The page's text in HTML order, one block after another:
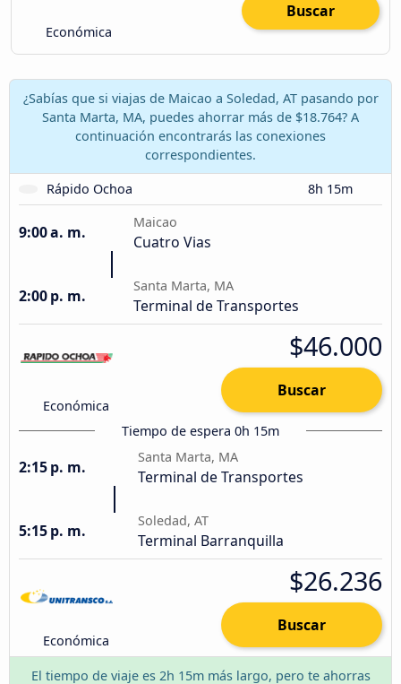
Económica
Buscar
¿Sabías que si viajas de Maicao a Soledad, AT pasando por
Santa Marta, MA, puedes ahorrar más de $18.764? A
continuación encontrarás las conexiones
correspondientes.
Rápido Ochoa
8h 15m
9:00 a. m.
Maicao
Cuatro Vias
2:00 p. m.
Santa Marta, MA
Terminal de Transportes
Económica
$46.000
Buscar
Tiempo de espera 0h 15m
2:15 p. m.
Santa Marta, MA
Terminal de Transportes
5:15 p. m.
Soledad, AT
Terminal Barranquilla
Económica
$26.236
Buscar
El tiempo de viaje es 2h 15m más largo, pero te ahorras